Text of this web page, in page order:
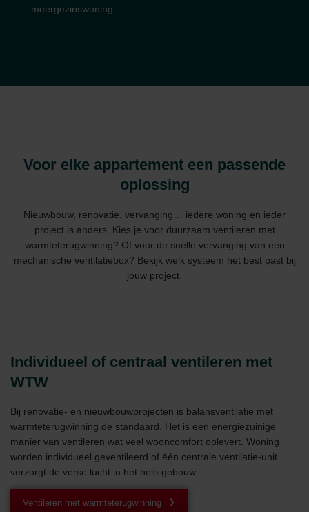
meergezinswoning.
Voor elke appartement een passende
oplossing
Nieuwbouw, renovatie, vervanging… iedere woning en ieder
project is anders. Kies je voor duurzaam ventileren met
warmteterugwinning? Of voor de snelle vervanging van een
mechanische ventilatiebox? Bekijk welk systeem het best past bij
jouw project.
Individueel of centraal ventileren met
WTW
Bij renovatie- en nieuwbouwprojecten is balansventilatie met
warmteterugwinning de standaard. Het is een energiezuinige
manier van ventileren wat veel wooncomfort oplevert. Woning
worden individueel geventileerd of één centrale ventilatie-unit
verzorgt de verse lucht in het hele gebouw.
Ventileren met warmteterugwinning